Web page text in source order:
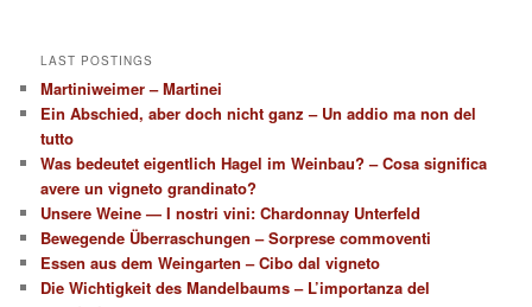
LAST POSTINGS
Martiniweimer – Martinei
Ein Abschied, aber doch nicht ganz – Un addio ma non del
tutto
Was bedeutet eigentlich Hagel im Weinbau? – Cosa significa
avere un vigneto grandinato?
Unsere Weine — I nostri vini: Chardonnay Unterfeld
Bewegende Überraschungen – Sorprese commoventi
Essen aus dem Weingarten – Cibo dal vigneto
Die Wichtigkeit des Mandelbaums – L’importanza del